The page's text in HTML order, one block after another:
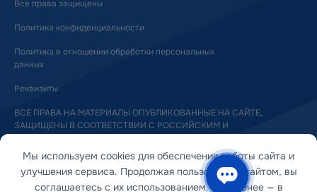
Все права защищены
Политика конфиденциальности
Политика в отношении обработки персональных
данных
Реквизиты
ВСЕ ПРАВА НА МАТЕРИАЛЫ ОПУБЛИКОВАННЫЕ НА САЙТЕ,
ЗАЩИЩЕНЫ В СООТВЕТСТВИИ С РОССИЙСКИМ И
И СМЕЖНЫХ ПРАВАХ
Мы используем cookies для обеспечения работы сайта и
улучшения сервиса. Продолжая пользоваться сайтом, вы
соглашаетесь с их использованием. Подробнее — в